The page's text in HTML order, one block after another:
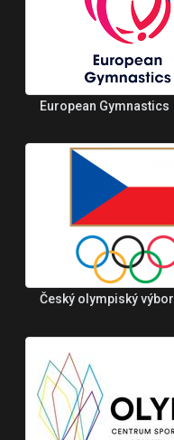
European Gymnastics
Český olympiský výbor